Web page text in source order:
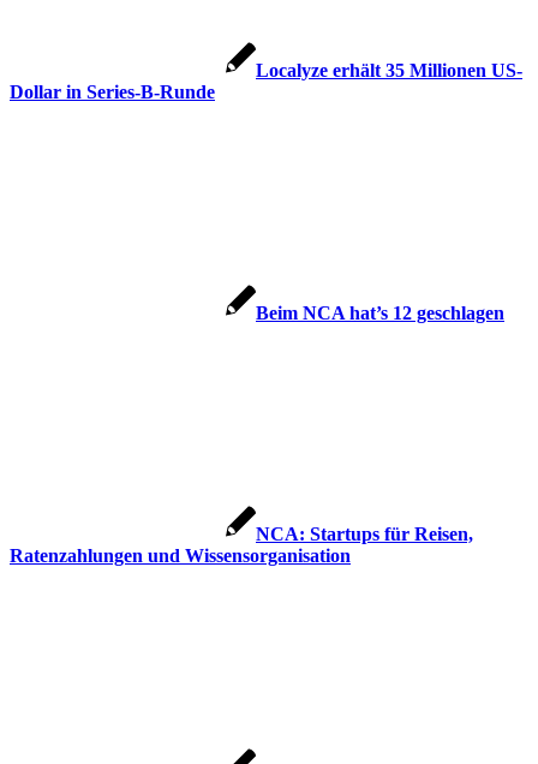
Localyze erhält 35 Millionen US-
Dollar in Series-B-Runde
Beim NCA hat’s 12 geschlagen
NCA: Startups für Reisen,
Ratenzahlungen und Wissensorganisation